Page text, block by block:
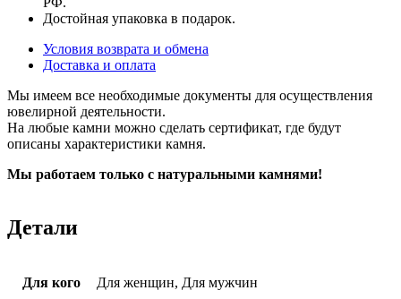
Достойная упаковка в подарок.
Условия возврата и обмена
Доставка и оплата
Мы имеем все необходимые документы для осуществления
ювелирной деятельности.
На любые камни можно сделать сертификат, где будут
описаны характеристики камня.
Мы работаем только с натуральными камнями!
Детали
Для кого Для женщин, Для мужчин